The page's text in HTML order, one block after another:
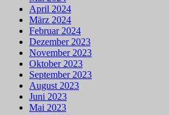
April 2024
März 2024
Februar 2024
Dezember 2023
November 2023
Oktober 2023
September 2023
August 2023
Juni 2023
Mai 2023